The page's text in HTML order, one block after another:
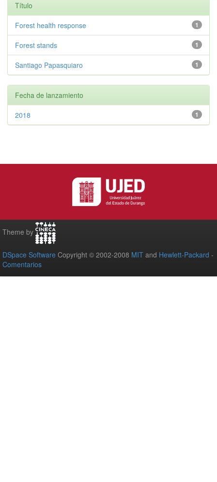
Título
1
Forest health response
1
Forest stands
1
Santiago Papasquiaro
Fecha de lanzamiento
1
2018
Theme by
DSpace Software Copyright © 2002-2008 MIT and Hewlett-Packard -
Comentarios